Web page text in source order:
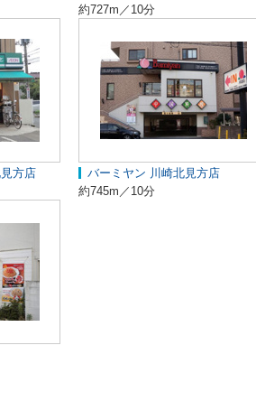
約727m／10分
方店
バーミヤン 川崎北見方店
約745m／10分